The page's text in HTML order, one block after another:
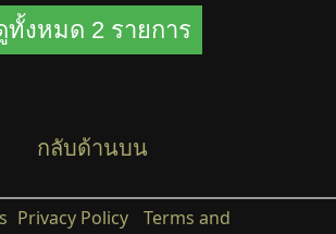
ทั้งหมด 2 รายการ
กลับด้านบน
Privacy Policy
Terms and